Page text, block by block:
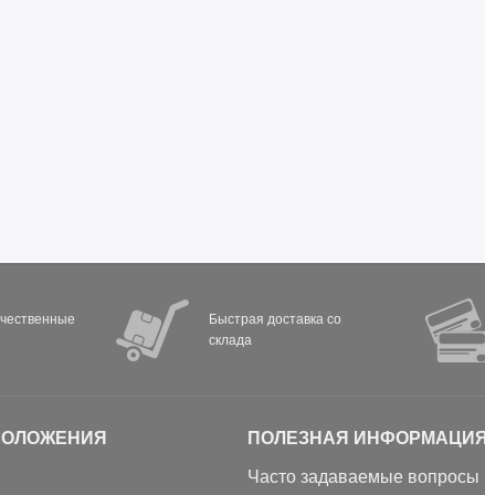
Быстрая доставка со
склада
ПОЛЕЗНАЯ ИНФОРМАЦИЯ
Часто задаваемые вопросы